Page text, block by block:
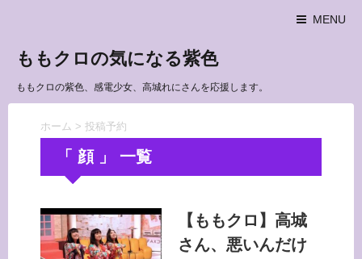
MENU
ももクロの気になる紫色
ももクロの紫色、感電少女、高城れにさんを応援します。
ホーム > 投稿予約
「 顔 」 一覧
【ももクロ】高城
さん、悪いんだけ